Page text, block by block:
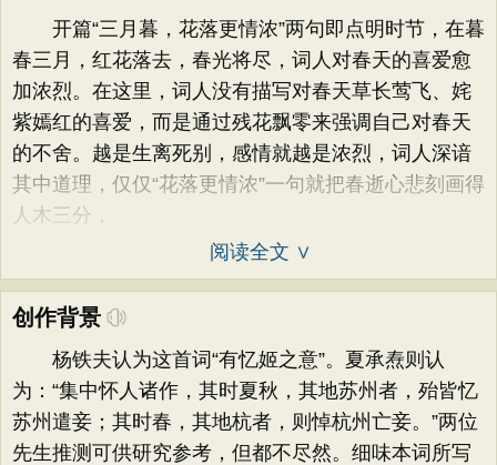
开篇“三月暮，花落更情浓”两句即点明时节，在暮
春三月，红花落去，春光将尽，词人对春天的喜爱愈
加浓烈。在这里，词人没有描写对春天草长莺飞、姹
紫嫣红的喜爱，而是通过残花飘零来强调自己对春天
的不舍。越是生离死别，感情就越是浓烈，词人深谙
其中道理，仅仅“花落更情浓”一句就把春逝心悲刻画得
人木三分，
阅读全文 ∨
创作背景
杨铁夫认为这首词“有忆姬之意”。夏承焘则认
为：“集中怀人诸作，其时夏秋，其地苏州者，殆皆忆
苏州遣妾；其时春，其地杭者，则悼杭州亡妾。”两位
先生推测可供研究参考，但都不尽然。细味本词所写